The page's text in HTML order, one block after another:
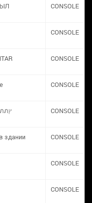
CONSOLE
CONSOLE
CONSOLE
CONSOLE
乃ค๔乃ยภภץ CONSOLE
здании CONSOLE
CONSOLE
CONSOLE